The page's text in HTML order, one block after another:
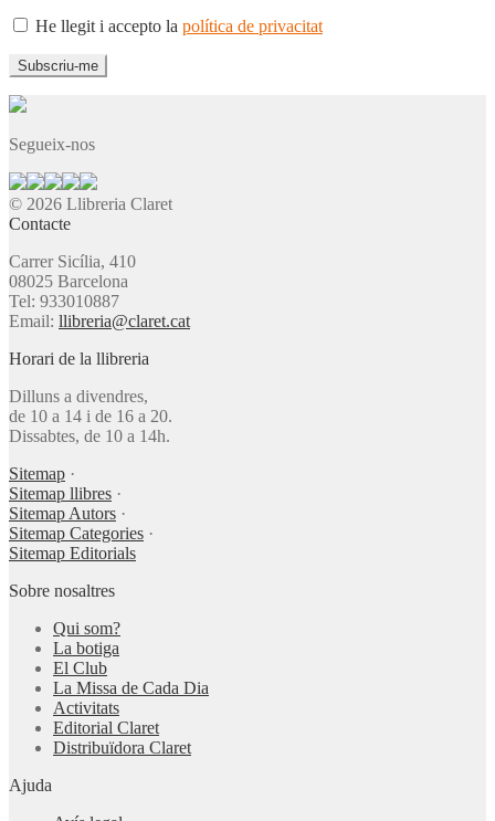
He llegit i accepto la política de privacitat
Segueix-nos
© 2026 Llibreria Claret
Contacte
Carrer Sicília, 410
08025 Barcelona
Tel: 933010887
Email: llibreria@claret.cat
Horari de la llibreria
Dilluns a divendres,
de 10 a 14 i de 16 a 20.
Dissabtes, de 10 a 14h.
Sitemap ·
Sitemap llibres ·
Sitemap Autors ·
Sitemap Categories ·
Sitemap Editorials
Sobre nosaltres
Qui som?
La botiga
El Club
La Missa de Cada Dia
Activitats
Editorial Claret
Distribuïdora Claret
Ajuda